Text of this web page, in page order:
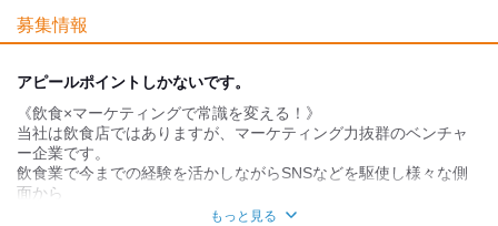
個性が生かせる
デスクワーク
お客様との対話が
少ない
多い
力仕事が少ない 力仕事が多い
募集情報
アピールポイントしかないです。
《飲食×マーケティングで常識を変える！》
当社は飲食店ではありますが、マーケティング力抜群のベンチャ
ー企業です。
飲食業で今までの経験を活かしながらSNSなどを駆使し様々な側
面から
お客様へアプローチをかけるプロ集団です。
もっと見る